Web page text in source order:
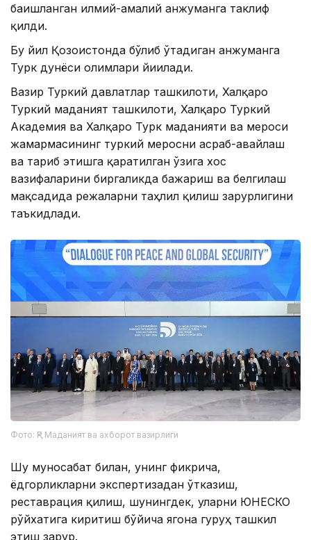
бағишланган илмий-амалий анжуманга таклиф
қилди.
Бу йил Қозоғистонда бўлиб ўтадиган анжуманга
Турк дунёси олимлари йиғилади.
Вазир Туркий давлатлар ташкилоти, Халқаро
Туркий маданият ташкилоти, Халқаро Туркий
Академия ва Халқаро Турк маданияти ва мероси
жамғармасининг туркий меросни асраб-авайлаш
ва тарғиб этишга қаратилган ўзига хос
вазифаларини биргаликда бажариш ва белгилаш
мақсадида режаларни таҳлил қилиш зарурлигини
таъкидлади.
Фото: ҚР Маданият ва ахборот вазирлиги
Шу муносабат билан, унинг фикрича,
ёдгорликларни экспертизадан ўтказиш,
реставрация қилиш, шунингдек, уларни ЮНЕСКО
рўйхатига киритиш бўйича ягона гуруҳ ташкил
этиш зарур.